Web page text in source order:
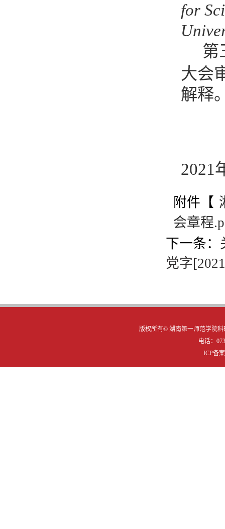
for
第
大会
解释
2021
附件【
会章程
下一条：
党字
版权所有© 湖南第一师范学院
电话：
ICP备